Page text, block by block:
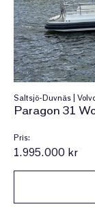
Saltsjö-Duvnäs |
Paragon 31
Pris:
1.995.000 kr